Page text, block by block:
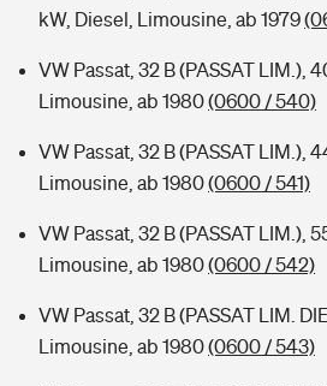
kW, Diesel, Limousine, ab 1979
VW Passat, 32 B (PASSAT LIM.),
Limousine, ab 1980(0600 / 540)
VW Passat, 32 B (PASSAT LIM.),
Limousine, ab 1980(0600 / 541)
VW Passat, 32 B (PASSAT LIM.),
Limousine, ab 1980(0600 / 542)
VW Passat, 32 B (PASSAT LIM.
Limousine, ab 1980(0600 / 543)